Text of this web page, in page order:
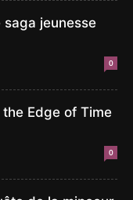
saga jeunesse
0
Edge of Time
0